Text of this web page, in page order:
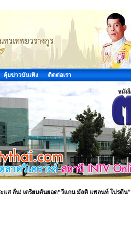
คุ้ยข่าวบันเทิง ติดต่อเรา
ส ลั่น! เตรียมดันยอด“วีแกน มัลติ แพลนท์ โปรตีน”